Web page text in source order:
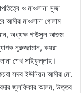
ও মাওলানা সুজা
আমীর মাওলানা গোলাম
অধ্যক্ষ গাউসুল আজম
নুরুজ্জামান, কয়রা
শেখ সাইফুল্লাহ।
সদর ইউনিয়ন আমীর মো.
জুলফিকার আলম, উত্তর